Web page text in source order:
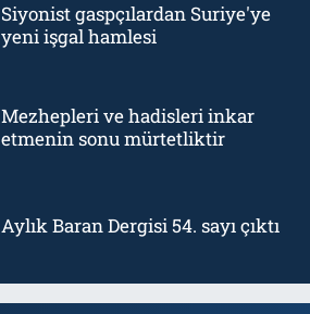
Siyonist gaspçılardan Suriye'ye
yeni işgal hamlesi
Mezhepleri ve hadisleri inkar
etmenin sonu mürtetliktir
Aylık Baran Dergisi 54. sayı çıktı